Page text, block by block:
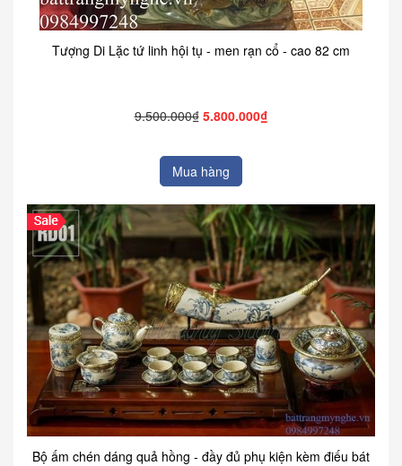
Tượng Di Lặc tứ linh hội tụ - men rạn cổ - cao 82 cm
9.500.000₫ 5.800.000₫
Mua hàng
Bộ ấm chén dáng quả hồng - đầy đủ phụ kiện kèm điếu bát